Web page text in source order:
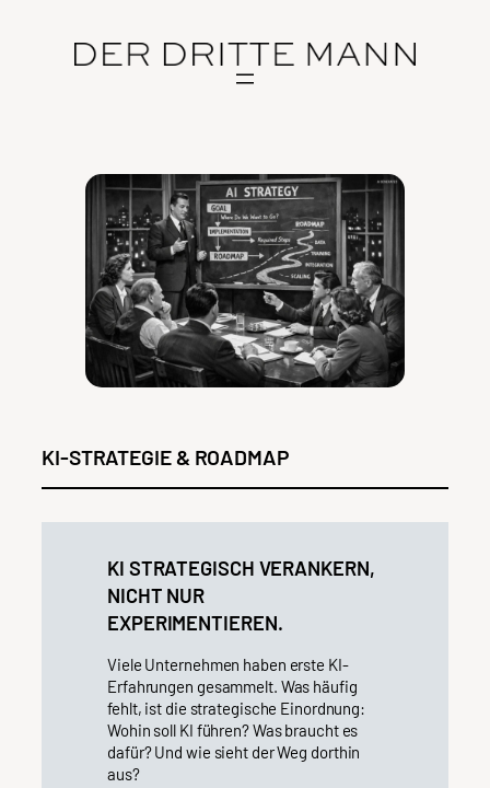
KI-STRATEGIE & ROADMAP
KI STRATEGISCH VERANKERN,
NICHT NUR
EXPERIMENTIEREN.
Viele Unternehmen haben erste KI-
Erfahrungen gesammelt. Was häufig
fehlt, ist die strategische Einordnung:
Wohin soll KI führen? Was braucht es
dafür? Und wie sieht der Weg dorthin
aus?